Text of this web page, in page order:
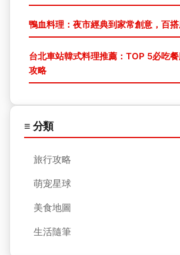
鴨血料理：夜市經典到家常創意，百
台北車站韓式料理推薦：TOP 5必吃
攻略
≡ 分類
旅行攻略
萌宠星球
美食地圖
生活隨筆